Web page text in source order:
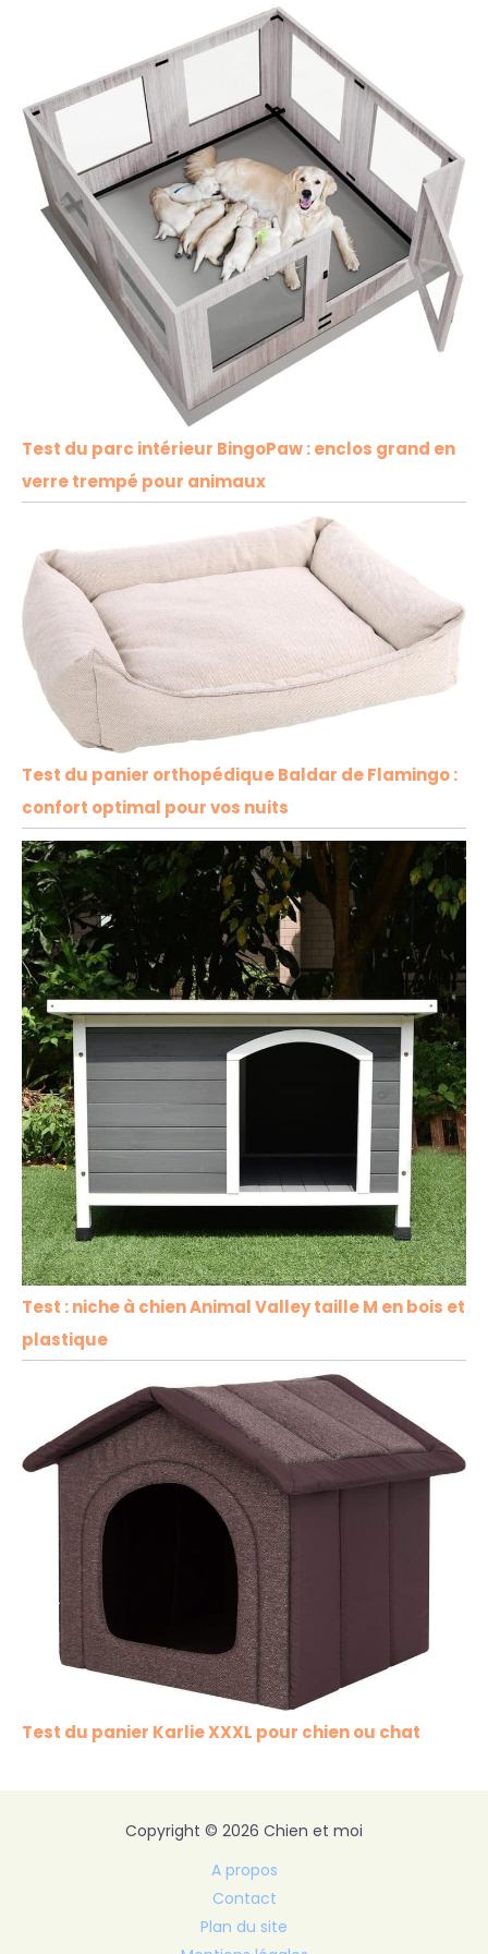
Test du parc intérieur BingoPaw : enclos grand en
verre trempé pour animaux
Test du panier orthopédique Baldar de Flamingo :
confort optimal pour vos nuits
Test : niche à chien Animal Valley taille M en bois et
plastique
Test du panier Karlie XXXL pour chien ou chat
Copyright © 2026 Chien et moi
A propos
Contact
Plan du site